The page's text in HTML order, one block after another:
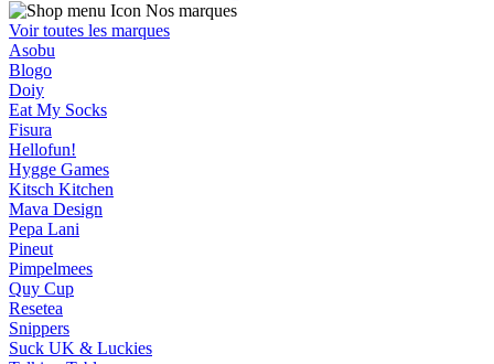
Nos marques
Voir toutes les marques
Asobu
Blogo
Doiy
Eat My Socks
Fisura
Hellofun!
Hygge Games
Kitsch Kitchen
Mava Design
Pepa Lani
Pineut
Pimpelmees
Quy Cup
Resetea
Snippers
Suck UK & Luckies